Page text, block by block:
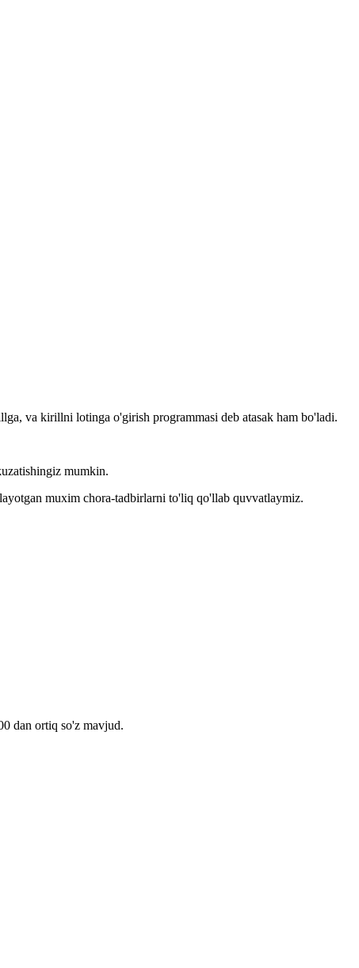
va kirillni lotinga o'girish programmasi deb atasak ham bo'ladi.
mumkin.
muxim chora-tadbirlarni to'liq qo'llab quvvatlaymiz.
dan ortiq so'z mavjud.